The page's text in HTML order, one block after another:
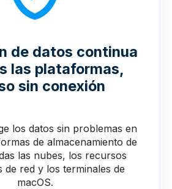
de datos continua
las plataformas,
sin conexión
los datos sin problemas en
de almacenamiento de
las nubes, los recursos
de red y los terminales de
macOS.